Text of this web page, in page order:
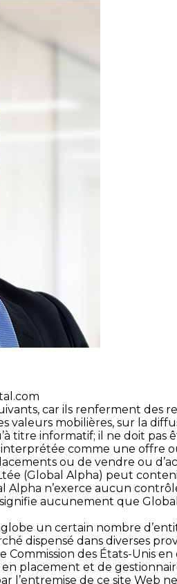
car ils renferment des
mobilières, sur la
titre informatif; il ne doit
interprétée comme une offre
ou de vendre ou
(Global Alpha) peut
n’exerce aucun
aucunement que
un certain nombre
dispensé dans diverses
Commission des États-Unis
placement et de
l’entremise de ce site Web